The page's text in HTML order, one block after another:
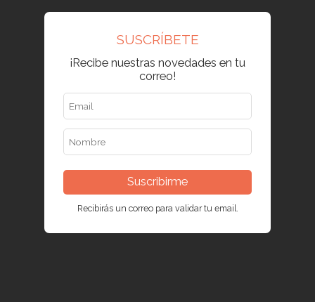
SUSCRÍBETE
¡Recibe nuestras novedades en tu
correo!
Suscribirme
Recibirás un correo para validar tu email.